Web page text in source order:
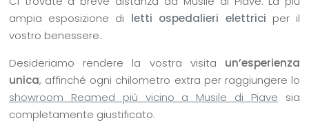
ampia esposizione di letti ospedalieri elettrici per il
vostro benessere.
Desideriamo rendere la vostra visita un’esperienza
unica, affinché ogni chilometro extra per raggiungere lo
showroom Reamed più vicino a Musile di Piave sia
completamente giustificato.